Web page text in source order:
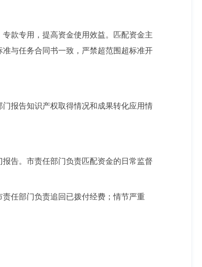
款专用，提高资金使用效益。匹配资金主
与任务合同书一致，严禁超范围超标准开
报告知识产权取得情况和成果转化应用情
告。市责任部门负责匹配资金的日常监督
任部门负责追回已拨付经费；情节严重